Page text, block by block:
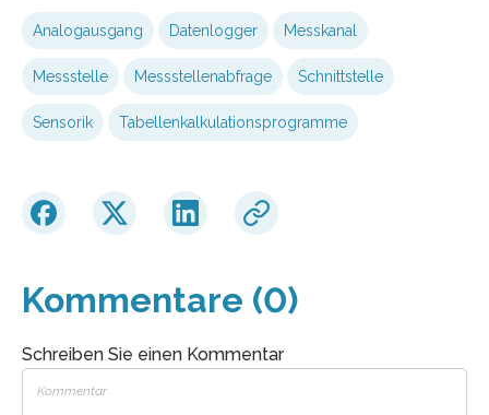
Analogausgang Datenlogger Messkanal
Messstelle Messstellenabfrage Schnittstelle
Sensorik Tabellenkalkulationsprogramme
Kommentare (0)
Schreiben Sie einen Kommentar